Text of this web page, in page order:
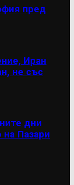
пред
Иран
не със
дни
Пазари